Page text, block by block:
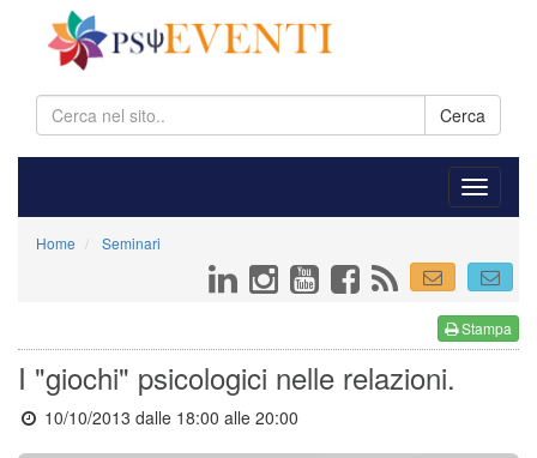
Cerca
Home Seminari
Stampa
I "giochi" psicologici nelle relazioni.
10/10/2013 dalle 18:00 alle 20:00